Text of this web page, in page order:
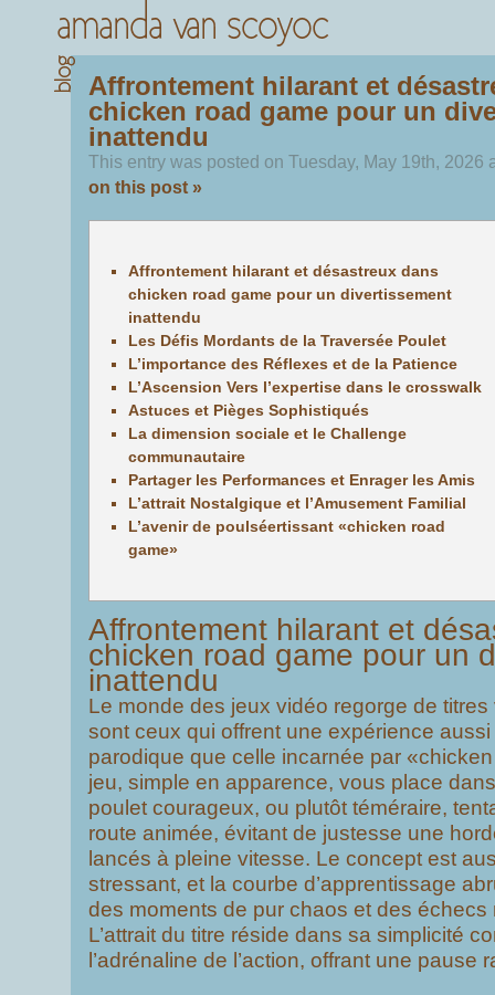
Affrontement hilarant et
chicken road game pour un
inattendu
This entry was posted on Tuesday, May 19th, 2026
on this post »
Affrontement hilarant et désastreux dans
chicken road game pour un divertissement
inattendu
Les Défis Mordants de la Traversée Poulet
L’importance des Réflexes et de la Patience
L’Ascension Vers l’expertise dans le crosswalk
Astuces et Pièges Sophistiqués
La dimension sociale et le Challenge
communautaire
Partager les Performances et Enrager les Amis
L’attrait Nostalgique et l’Amusement Familial
L’avenir de poulséertissant «chicken road
game»
Affrontement hilarant et
chicken road game pour un
inattendu
Le monde des jeux vidéo regorge de
sont ceux qui offrent une expérience
parodique que celle incarnée par
jeu, simple en apparence, vous place
poulet courageux, ou plutôt téméraire,
route animée, évitant de justesse une
lancés à pleine vitesse. Le concept est
stressant, et la courbe d’apprentissage
des moments de pur chaos et des échecs
L’attrait du titre réside dans sa simplicité
l’adrénaline de l’action, offrant une pause